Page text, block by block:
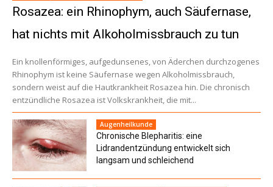
Rosazea: ein Rhinophym, auch Säufernase,
hat nichts mit Alkoholmissbrauch zu tun
Ein knollenförmiges, aufgedunsenes, von Äderchen durchzogenes
Rhinophym ist keine Säufernase wegen Alkoholmissbrauch,
sondern weist auf die Hautkrankheit Rosazea hin. Die chronisch
entzündliche Rosazea ist Volkskrankheit, die mit...
Augenheilkunde
Chronische Blepharitis: eine
Lidrandentzündung entwickelt sich
langsam und schleichend